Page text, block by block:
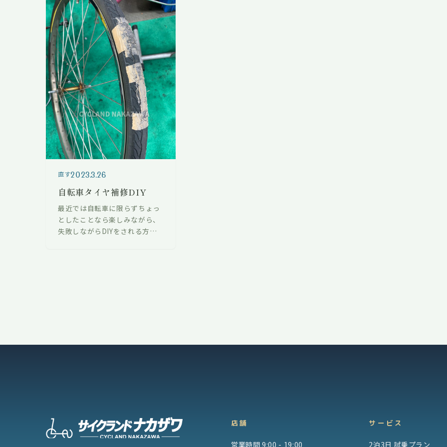
直す2023.3.26
自転車タイヤ補修DIY
最近では自転車に限らずちょっ
としたことなら楽しみながら、
失敗しながらDIYをされる方が
店舗
営業時間 9:00 - 19:00
サービス
2泊3日 試乗プラン